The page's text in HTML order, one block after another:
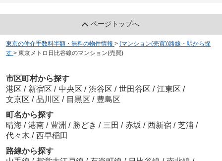
ページトップへ
東京の仲介手数料半額・無料の物件情報 > (マンション(売買))路線・駅から探
す > 東京メトロ日比谷線のマンション(売買)
市区町村から探す
港区 / 新宿区 / 中央区 / 渋谷区 / 世田谷区 / 江東区 /
文京区 / 品川区 / 目黒区 / 豊島区
町名から探す
晴海 / 港南 / 豊洲 / 勝どき / 三田 / 赤坂 / 西新宿 / 芝浦 /
代々木 / 西早稲田
路線から探す